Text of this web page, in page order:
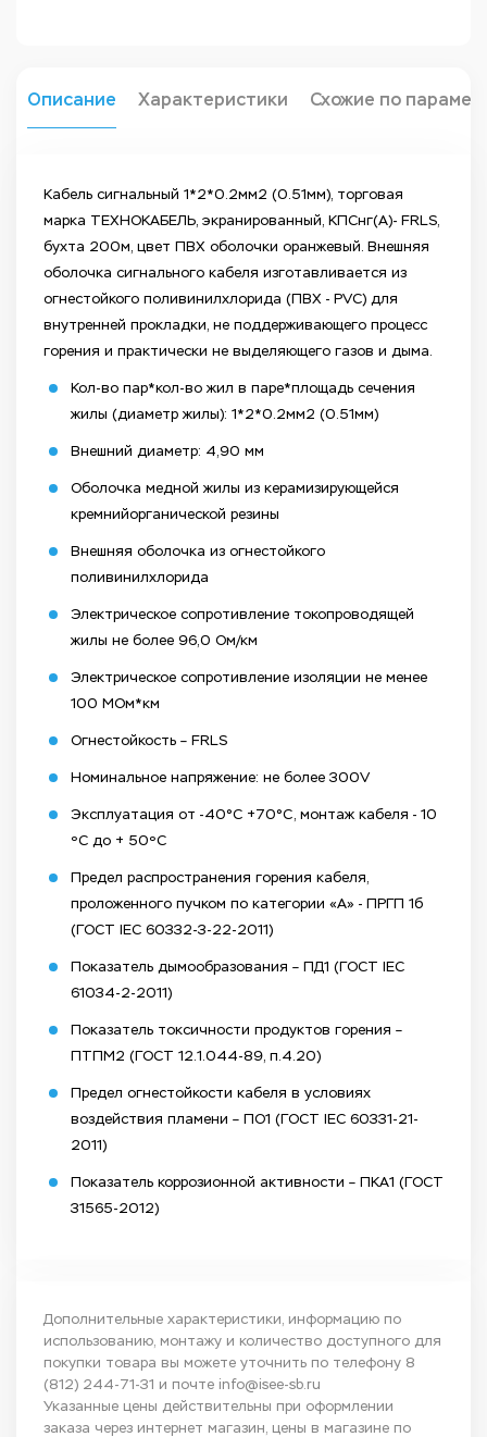
Описание Характеристики Схожие по
Кабель сигнальный 1*2*0.2мм2 (0.51мм), торговая
марка ТЕХНОКАБЕЛЬ, экранированный, КПСнг(А)- FRLS,
бухта 200м, цвет ПВХ оболочки оранжевый. Внешняя
оболочка сигнального кабеля изготавливается из
огнестойкого поливинилхлорида (ПВХ - PVС) для
внутренней прокладки, не поддерживающего процесс
горения и практически не выделяющего газов и дыма.
Кол-во пар*кол-во жил в паре*площадь сечения
жилы (диаметр жилы): 1*2*0.2мм2 (0.51мм)
Внешний диаметр: 4,90 мм
Оболочка медной жилы из керамизирующейся
кремнийорганической резины
Внешняя оболочка из огнестойкого
поливинилхлорида
Электрическое сопротивление токопроводящей
жилы не более 96,0 Ом/км
Электрическое сопротивление изоляции не менее
100 МОм*км
Огнестойкость – FRLS
Номинальное напряжение: не более 300V
Эксплуатация от -40°C +70°C, монтаж кабеля - 10
ºС до + 50ºС
Предел распространения горения кабеля,
проложенного пучком по категории «А» - ПРГП 1б
(ГОСТ IEC 60332-3-22-2011)
Показатель дымообразования – ПД1 (ГОСТ IEC
61034-2-2011)
Показатель токсичности продуктов горения –
ПТПМ2 (ГОСТ 12.1.044-89, п.4.20)
Предел огнестойкости кабеля в условиях
воздействия пламени – ПО1 (ГОСТ IEC 60331-21-
2011)
Показатель коррозионной активности – ПКА1 (ГОСТ
31565-2012)
Дополнительные характеристики, информацию по
использованию, монтажу и количество доступного для
покупки товара вы можете уточнить по телефону 8
(812) 244-71-31 и почте info@isee-sb.ru
Указанные цены действительны при оформлении
заказа через интернет магазин, цены в магазине по